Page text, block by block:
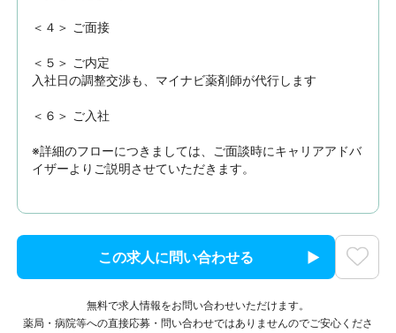
＜４＞ ご面接
＜５＞ ご内定
入社日の調整交渉も、マイナビ薬剤師が代行します
＜６＞ ご入社
※詳細のフローにつきましては、ご面談時にキャリアアドバ
イザーよりご説明させていただきます。
この求人に問い合わせる
無料で求人情報をお問い合わせいただけます。
薬局・病院等への直接応募・問い合わせではありませんのでご安心くださ